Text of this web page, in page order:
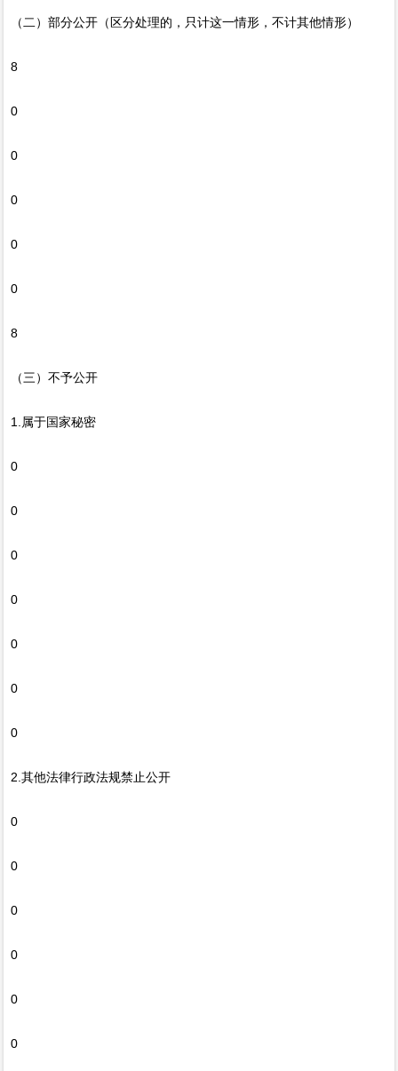
（二）部分公开（区分处理的，只计这一情形，不计其他情形）
8
0
0
0
0
0
8
（三）不予公开
1.属于国家秘密
0
0
0
0
0
0
0
2.其他法律行政法规禁止公开
0
0
0
0
0
0